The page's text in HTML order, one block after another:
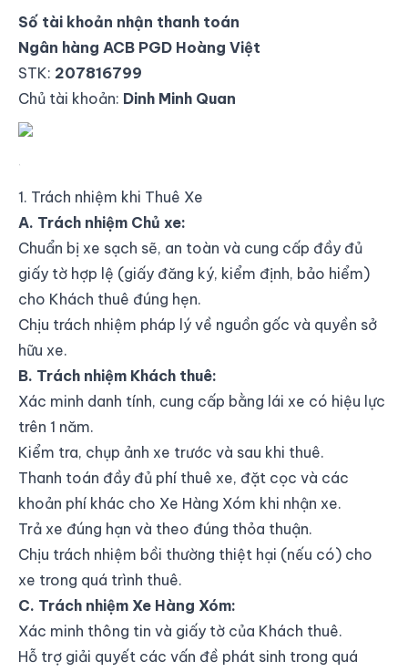
Số tài khoản nhận thanh toán
Ngân hàng ACB PGD Hoàng Việt
STK: 207816799
Chủ tài khoản: Dinh Minh Quan
Ngân hàng ACB PGD Hoàng Việt - 207816799 -Dinh
Minh Quan
1. Trách nhiệm khi Thuê Xe
A. Trách nhiệm Chủ xe:
Chuẩn bị xe sạch sẽ, an toàn và cung cấp đầy đủ
giấy tờ hợp lệ (giấy đăng ký, kiểm định, bảo hiểm)
cho Khách thuê đúng hẹn.
Chịu trách nhiệm pháp lý về nguồn gốc và quyền sở
hữu xe.
B. Trách nhiệm Khách thuê:
Xác minh danh tính, cung cấp bằng lái xe có hiệu lực
trên 1 năm.
Kiểm tra, chụp ảnh xe trước và sau khi thuê.
Thanh toán đầy đủ phí thuê xe, đặt cọc và các
khoản phí khác cho Xe Hàng Xóm khi nhận xe.
Trả xe đúng hạn và theo đúng thỏa thuận.
Chịu trách nhiệm bồi thường thiệt hại (nếu có) cho
xe trong quá trình thuê.
C. Trách nhiệm Xe Hàng Xóm:
Xác minh thông tin và giấy tờ của Khách thuê.
Hỗ trợ giải quyết các vấn đề phát sinh trong quá